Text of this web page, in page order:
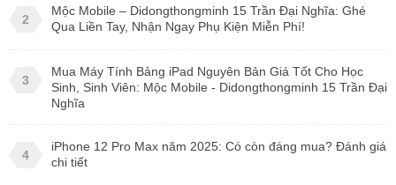
2
Mộc Mobile – Didongthongminh 15 Trần Đại Nghĩa: Ghé
Qua Liền Tay, Nhận Ngay Phụ Kiện Miễn Phí!
3
Mua Máy Tính Bảng iPad Nguyên Bản Giá Tốt Cho Học
Sinh, Sinh Viên: Mộc Mobile - Didongthongminh 15 Trần Đại
Nghĩa
4
iPhone 12 Pro Max năm 2025: Có còn đáng mua? Đánh giá
chi tiết